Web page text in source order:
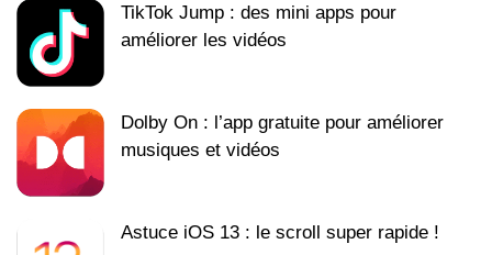
TikTok Jump : des mini apps pour
améliorer les vidéos
Dolby On : l’app gratuite pour améliorer
musiques et vidéos
Astuce iOS 13 : le scroll super rapide !